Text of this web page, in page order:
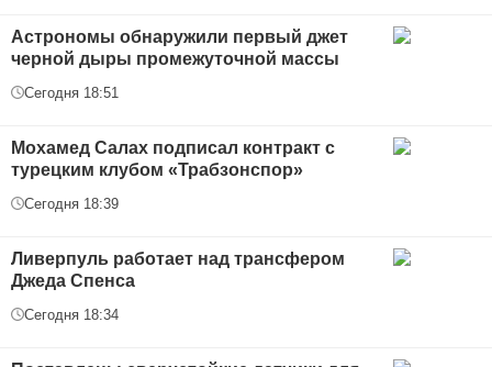
Астрономы обнаружили первый джет
черной дыры промежуточной массы
Сегодня 18:51
Мохамед Салах подписал контракт с
турецким клубом «Трабзонспор»
Сегодня 18:39
Ливерпуль работает над трансфером
Джеда Спенса
Сегодня 18:34